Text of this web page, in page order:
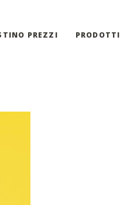
PREZZI PRODOTTI